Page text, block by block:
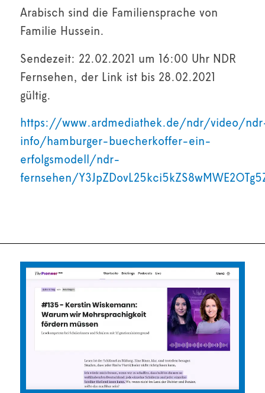
Arabisch sind die Familiensprache von
Familie Hussein.
Sendezeit: 22.02.2021 um 16:00 Uhr NDR
Fernsehen, der Link ist bis 28.02.2021
gültig.
https://www.ardmediathek.de/ndr/video/
info/hamburger-buecherkoffer-ein-
erfolgsmodell/ndr-
fernsehen/